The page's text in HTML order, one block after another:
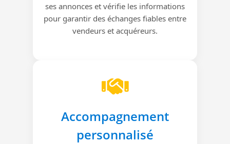
ses annonces et vérifie les informations
pour garantir des échanges fiables entre
vendeurs et acquéreurs.
Accompagnement
personnalisé